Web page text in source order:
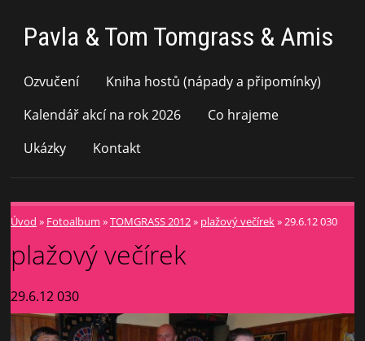
Pavla & Tom Tomgrass & Amis
Ozvučení
Kniha hostů (nápady a připomínky)
Kalendář akcí na rok 2026
Co hrajeme
Ukázky
Kontakt
Úvod » Fotoalbum »TOMGRASS 2012» plažový večírek»29.6.12 030
plažový večírek
29.6.12 030